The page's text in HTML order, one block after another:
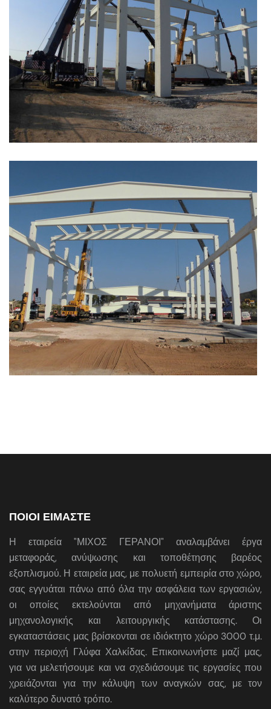
ΠΟΙΟΙ ΕΙΜΑΣΤΕ
Η εταιρεία "ΜΙΧΟΣ ΓΕΡΑΝΟΙ" αναλαμβάνει έργα
μεταφοράς, ανύψωσης και τοποθέτησης βαρέος
εξοπλισμού. Η εταιρεία μας, με πολυετή εμπειρία στο χώρο,
σας εγγυάται πάνω από όλα την ασφάλεια των εργασιών,
οι οποίες εκτελούνται από μηχανήματα άριστης
μηχανολογικής και λειτουργικής κατάστασης. Οι
εγκαταστάσεις μας βρίσκονται σε ιδιόκτητο χώρο 3000 τ.μ.
στην περιοχή Γλύφα Χαλκίδας. Επικοινωνήστε μαζί μας,
για να μελετήσουμε και να σχεδιάσουμε τις εργασίες που
χρειάζονται για την κάλυψη των αναγκών σας, με τον
καλύτερο δυνατό τρόπο.